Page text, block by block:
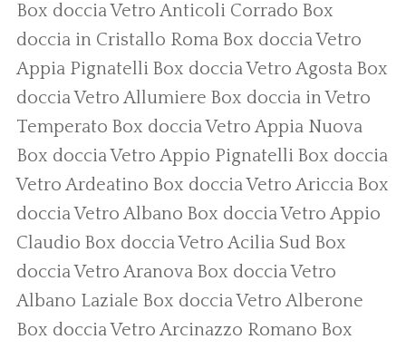
Box doccia Vetro Anticoli Corrado Box
doccia in Cristallo Roma Box doccia Vetro
Appia Pignatelli Box doccia Vetro Agosta Box
doccia Vetro Allumiere Box doccia in Vetro
Temperato Box doccia Vetro Appia Nuova
Box doccia Vetro Appio Pignatelli Box doccia
Vetro Ardeatino Box doccia Vetro Ariccia Box
doccia Vetro Albano Box doccia Vetro Appio
Claudio Box doccia Vetro Acilia Sud Box
doccia Vetro Aranova Box doccia Vetro
Albano Laziale Box doccia Vetro Alberone
Box doccia Vetro Arcinazzo Romano Box